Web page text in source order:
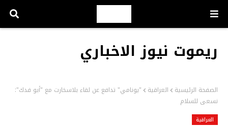
ريموت نيوز الاخباري
الصفحة الرئيسية العراقية
"يونامي" تدافع عن لقاء بلاسخارت مع "أبو فدك":
نسعى للسلام
العراقية